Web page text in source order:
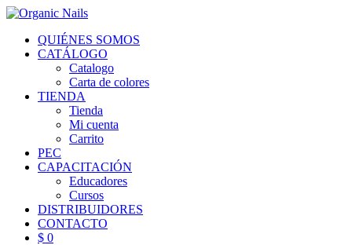
QUIÉNES SOMOS
CATÁLOGO
Catalogo
Carta de colores
TIENDA
Tienda
Mi cuenta
Carrito
PEC
CAPACITACIÓN
Educadores
Cursos
DISTRIBUIDORES
CONTACTO
$ 0